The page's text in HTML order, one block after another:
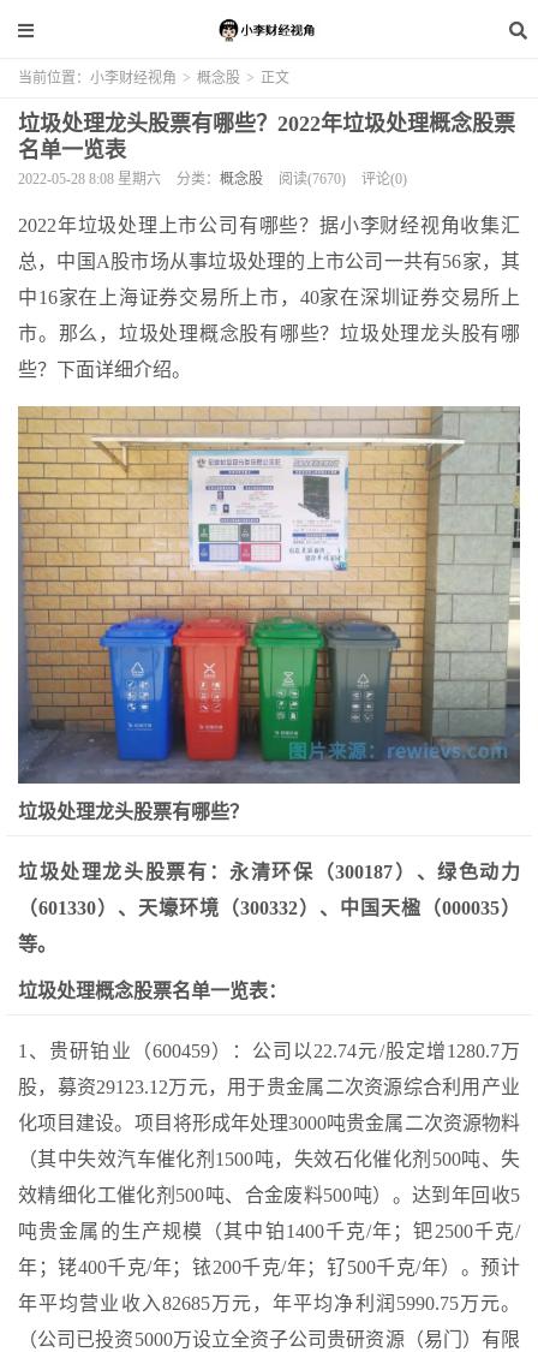
当前位置： 小李财经视角 > 概念股 > 正文
垃圾处理龙头股票有哪些？2022年垃圾处理概念股票
名单一览表
2022-05-28 8:08 星期六 分类： 概念股 阅读(7670) 评论(0)
2022年垃圾处理上市公司有哪些？据小李财经视角收集汇
总，中国A股市场从事垃圾处理的上市公司一共有56家，其
中16家在上海证券交易所上市，40家在深圳证券交易所上
市。那么，垃圾处理概念股有哪些？垃圾处理龙头股有哪
些？下面详细介绍。
垃圾处理龙头股票有哪些？
垃圾处理龙头股票有：永清环保（300187）、绿色动力
（601330）、天壕环境（300332）、中国天楹（000035）
等。
垃圾处理概念股票名单一览表：
1、贵研铂业（600459）：公司以22.74元/股定增1280.7万
股，募资29123.12万元，用于贵金属二次资源综合利用产业
化项目建设。项目将形成年处理3000吨贵金属二次资源物料
（其中失效汽车催化剂1500吨，失效石化催化剂500吨、失
效精细化工催化剂500吨、合金废料500吨）。达到年回收5
吨贵金属的生产规模（其中铂1400千克/年；钯2500千克/
年；铑400千克/年；铱200千克/年；钌500千克/年）。预计
年平均营业收入82685万元，年平均净利润5990.75万元。
（公司已投资5000万设立全资子公司贵研资源（易门）有限